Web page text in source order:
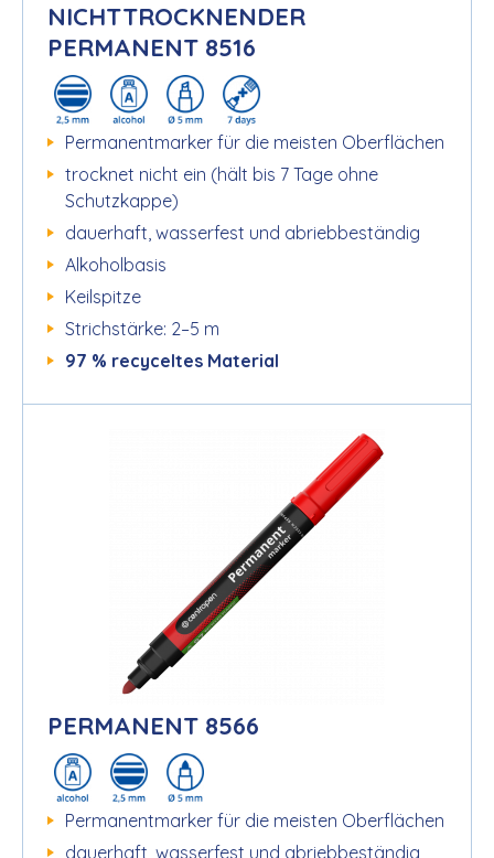
NICHTTROCKNENDER
PERMANENT 8516
Permanentmarker für die meisten Oberflächen
trocknet nicht ein (hält bis 7 Tage ohne
Schutzkappe)
dauerhaft, wasserfest und abriebbeständig
Alkoholbasis
Keilspitze
Strichstärke: 2–5 m
97 % recyceltes Material
PERMANENT 8566
Permanentmarker für die meisten Oberflächen
dauerhaft, wasserfest und abriebbeständig